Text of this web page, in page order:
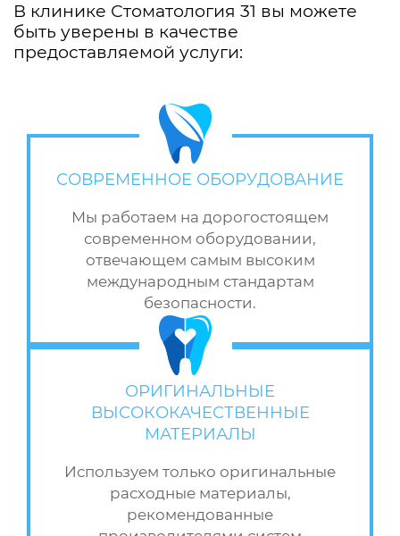
В клинике Стоматология 31 вы можете
быть уверены в качестве
предоставляемой услуги:
СОВРЕМЕННОЕ ОБОРУДОВАНИЕ
Мы работаем на дорогостоящем
современном оборудовании,
отвечающем самым высоким
международным стандартам
безопасности.
ОРИГИНАЛЬНЫЕ
ВЫСОКОКАЧЕСТВЕННЫЕ
МАТЕРИАЛЫ
Используем только оригинальные
расходные материалы,
рекомендованные